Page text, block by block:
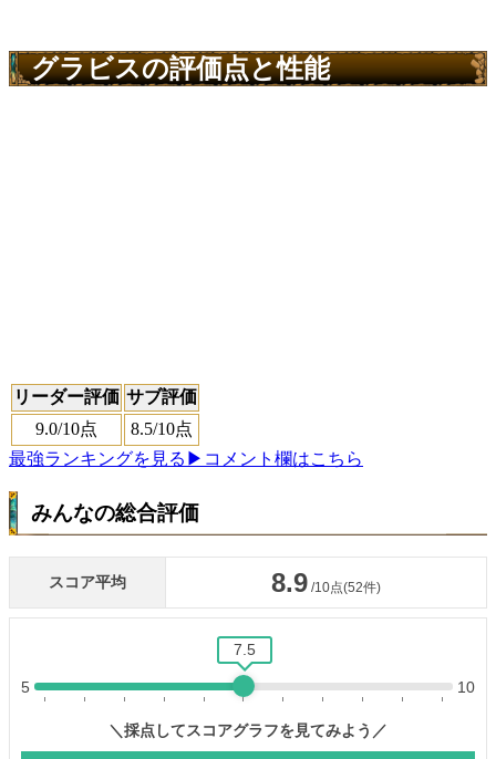
グラビスの評価点と性能
リーダー評価 サブ評価
9.0/10点 8.5/10点
最強ランキングを見る ▶コメント欄はこちら
みんなの総合評価